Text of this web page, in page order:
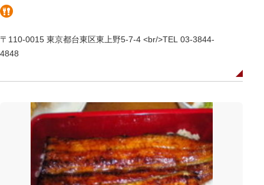
〒110-0015 東京都台東区東上野5-7-4 <br/>TEL 03-3844-
4848